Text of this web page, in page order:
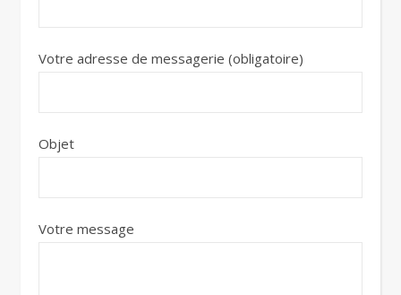
Votre adresse de messagerie (obligatoire)
Objet
Votre message